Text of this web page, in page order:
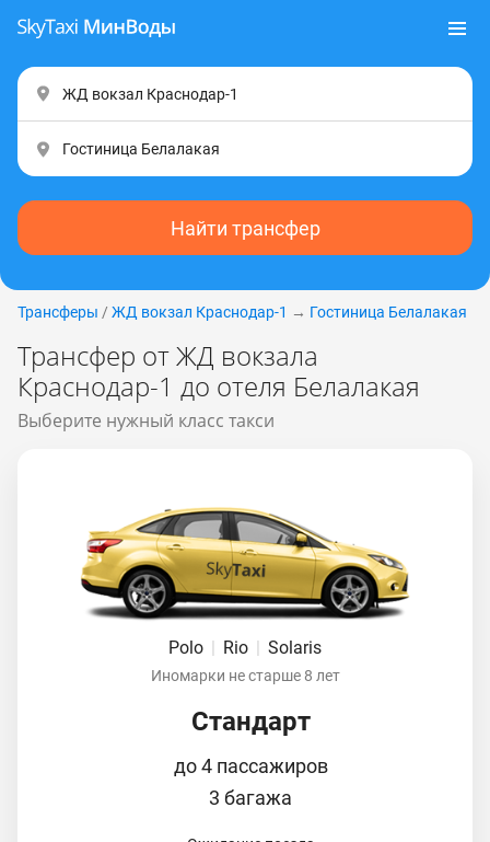
Найти трансфер
Трансферы / ЖД вокзал Краснодар-1 → Гостиница Белалакая
Трансфер от ЖД вокзала
Краснодар-1 до отеля Белалакая
Выберите нужный класс такси
Polo | Rio | Solaris
Иномарки не старше 8 лет
Стандарт
до 4 пассажиров
3 багажа